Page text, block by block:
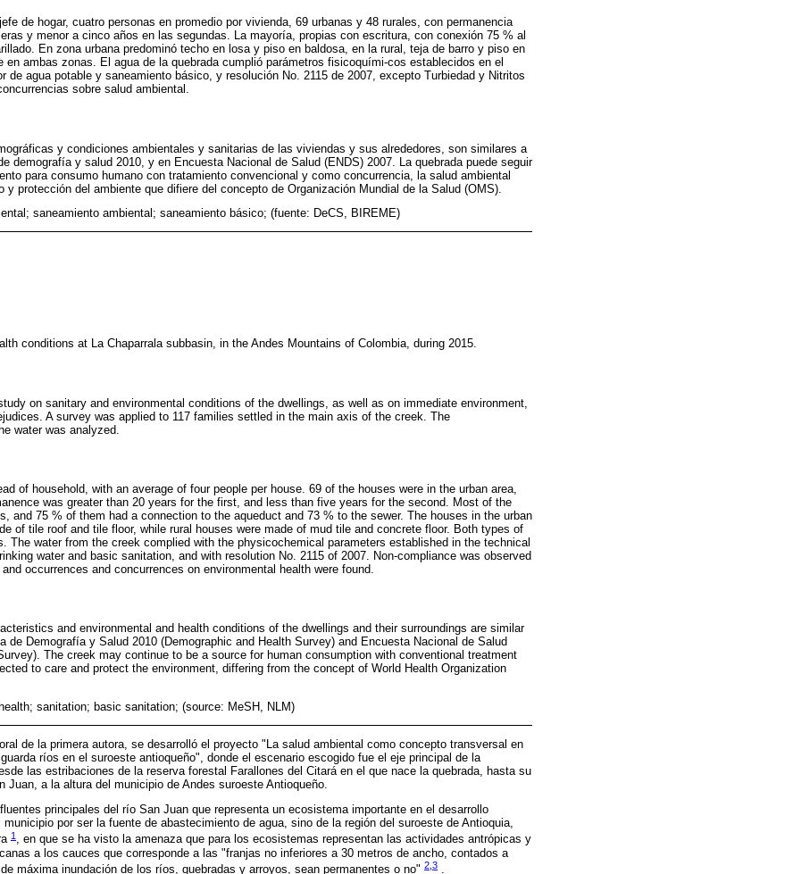
de hogar, cuatro personas en promedio por vivienda, 69 urbanas y 48 rurales, con permanencia
y menor a cinco años en las segundas. La mayoría, propias con escritura, con conexión 75 % al
En zona urbana predominó techo en losa y piso en baldosa, en la rural, teja de barro y piso en
en ambas zonas. El agua de la quebrada cumplió parámetros fisicoquími-cos establecidos en el
de agua potable y saneamiento básico, y resolución No. 2115 de 2007, excepto Turbiedad y Nitritos
sobre salud ambiental.
y condiciones ambientales y sanitarias de las viviendas y sus alrededores, son similares a
demografía y salud 2010, y en Encuesta Nacional de Salud (ENDS) 2007. La quebrada puede seguir
para consumo humano con tratamiento convencional y como concurrencia, la salud ambiental
y protección del ambiente que difiere del concepto de Organización Mundial de la Salud (OMS).
saneamiento ambiental; saneamiento básico; (fuente: DeCS, BIREME)
conditions at La Chaparrala subbasin, in the Andes Mountains of Colombia, during 2015.
on sanitary and environmental conditions of the dwellings, as well as on immediate environment,
A survey was applied to 117 families settled in the main axis of the creek. The
water was analyzed.
of household, with an average of four people per house. 69 of the houses were in the urban area,
was greater than 20 years for the first, and less than five years for the second. Most of the
and 75 % of them had a connection to the aqueduct and 73 % to the sewer. The houses in the urban
of tile roof and tile floor, while rural houses were made of mud tile and concrete floor. Both types of
The water from the creek complied with the physicochemical parameters established in the technical
water and basic sanitation, and with resolution No. 2115 of 2007. Non-compliance was observed
occurrences and concurrences on environmental health were found.
and environmental and health conditions of the dwellings and their surroundings are similar
de Demografía y Salud 2010 (Demographic and Health Survey) and Encuesta Nacional de Salud
The creek may continue to be a source for human consumption with conventional treatment
to care and protect the environment, differing from the concept of World Health Organization
sanitation; basic sanitation; (source: MeSH, NLM)
de la primera autora, se desarrolló el proyecto "La salud ambiental como concepto transversal en
ríos en el suroeste antioqueño", donde el escenario escogido fue el eje principal de la
las estribaciones de la reserva forestal Farallones del Citará en el que nace la quebrada, hasta su
Juan, a la altura del municipio de Andes suroeste Antioqueño.
principales del río San Juan que representa un ecosistema importante en el desarrollo
por ser la fuente de abastecimiento de agua, sino de la región del suroeste de Antioquia,
1 , en que se ha visto la amenaza que para los ecosistemas representan las actividades antrópicas y
a los cauces que corresponde a las "franjas no inferiores a 30 metros de ancho, contados a
máxima inundación de los ríos, quebradas y arroyos, sean permanentes o no" 2 3